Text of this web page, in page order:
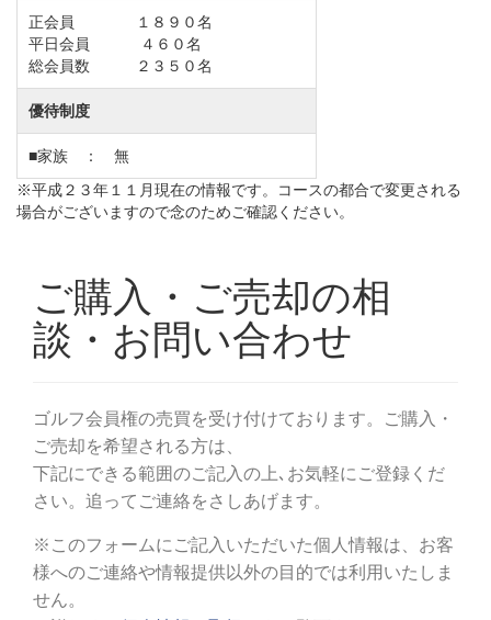
正会員 １８９０名
平日会員 ４６０名
総会員数 ２３５０名
優待制度
■家族 ： 無
※平成２３年１１月現在の情報です。コースの都合で変更される
場合がございますので念のためご確認ください。